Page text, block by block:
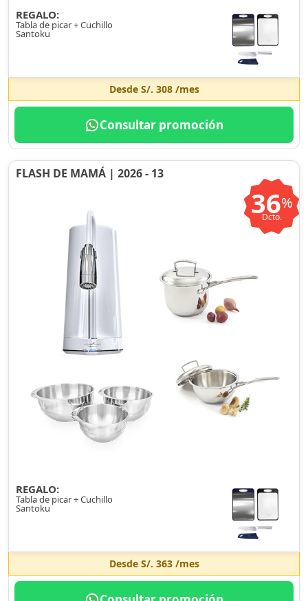
REGALO:
Tabla de picar + Cuchillo
Santoku
Desde S/. 308/mes
Consultar promoción
FLASH DE MAMÁ | 2026 - 13
36%
Dcto.
REGALO:
Tabla de picar + Cuchillo
Santoku
Desde S/. 363/mes